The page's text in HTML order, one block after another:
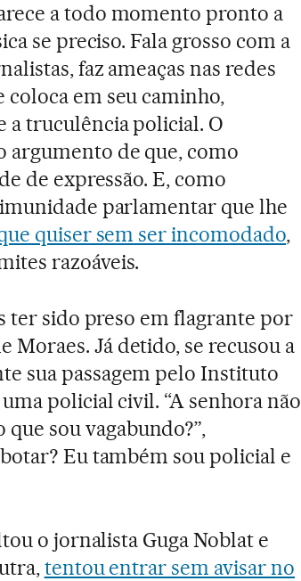
a todo momento pronto a
se preciso. Fala grosso com a
faz ameaças nas redes
coloca em seu caminho,
a truculência policial. O
argumento de que, como
de expressão. E, como
parlamentar que lhe
quiser sem ser incomodado,
razoáveis.
ter sido preso em flagrante por
Já detido, se recusou a
sua passagem pelo Instituto
policial civil. “A senhora não
sou vagabundo?”,
Eu também sou policial e
o jornalista Guga Noblat e
tentou entrar sem avisar no